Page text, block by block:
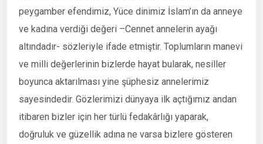
peygamber efendimiz, Yüce dinimiz İslam’ın da anneye
ve kadına verdiği değeri –Cennet annelerin ayağı
altındadır- sözleriyle ifade etmiştir. Toplumların manevi
ve milli değerlerinin bizlerde hayat bularak, nesiller
boyunca aktarılması yine şüphesiz annelerimiz
sayesindedir. Gözlerimizi dünyaya ilk açtığımız andan
itibaren bizler için her türlü fedakârlığı yaparak,
doğruluk ve güzellik adına ne varsa bizlere gösteren